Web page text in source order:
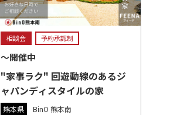
相談会 予約承認制
〜開催中
"家事ラク" 回遊動線のあるジ
ャパンディスタイルの家
【FEENA】個別相談会
熊本県 BinO 熊本南